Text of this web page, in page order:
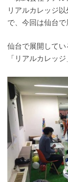
リアルカレッジ
で、今回は仙台で
仙台で展開して
「リアルカレッ